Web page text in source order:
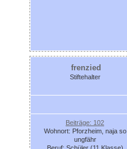
frenzied
Stiftehalter
Beiträge: 102
Wohnort: Pforzheim, naja so
ungfähr
Beruf: Schüler (11.Klasse)